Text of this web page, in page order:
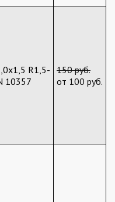
R1,5-
10357
150 руб.
от 100 руб.